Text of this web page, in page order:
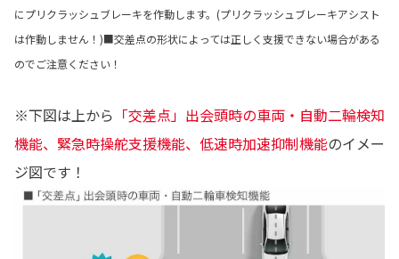
にプリクラッシュブレーキを作動します。(プリクラッシュブレーキアシスト
は作動しません！)■交差点の形状によっては正しく支援できない場合がある
のでご注意ください！
※下図は上から 「交差点」出会頭時の車両・自動二輪検知
機能、緊急時操舵支援機能、低速時加速抑制機能のイメー
ジ図です！